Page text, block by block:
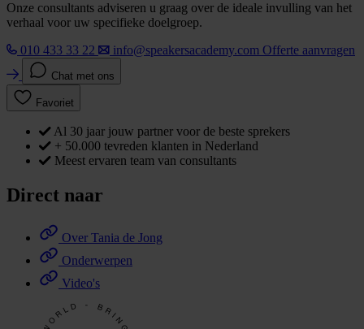
Onze consultants adviseren u graag over de ideale invulling van het
verhaal voor uw specifieke doelgroep.
010 433 33 22
info@speakersacademy.com Offerte aanvragen
Chat met ons
Favoriet
Al 30 jaar jouw partner voor de beste sprekers
+ 50.000 tevreden klanten in Nederland
Meest ervaren team van consultants
Direct naar
Over Tania de Jong
Onderwerpen
Video's